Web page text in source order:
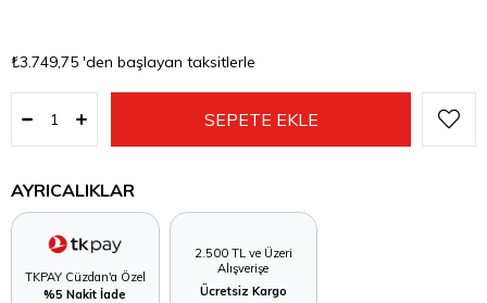
₺3.749,75 'den başlayan taksitlerle
AYRICALIKLAR
TKPAY Cüzdan'a Özel
%5 Nakit İade
2.500 TL ve Üzeri
Alışverişe
Ücretsiz Kargo